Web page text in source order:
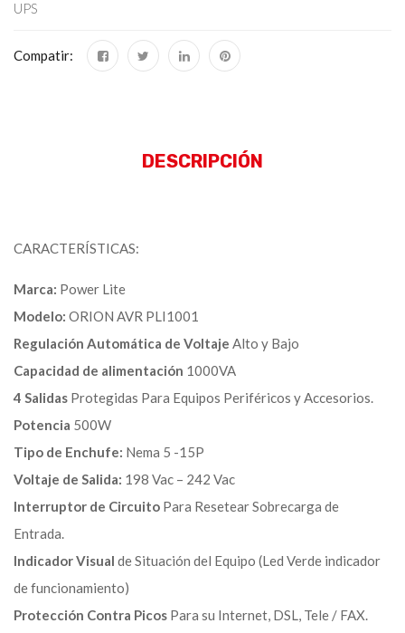
UPS
Compatir:
DESCRIPCIÓN
CARACTERÍSTICAS:
Marca: Power Lite
Modelo: ORION AVR PLI1001
Regulación Automática de Voltaje Alto y Bajo
Capacidad de alimentación 1000VA
4 Salidas Protegidas Para Equipos Periféricos y Accesorios.
Potencia 500W
Tipo de Enchufe: Nema 5 -15P
Voltaje de Salida: 198 Vac – 242 Vac
Interruptor de Circuito Para Resetear Sobrecarga de
Entrada.
Indicador Visual de Situación del Equipo (Led Verde indicador
de funcionamiento)
Protección Contra Picos Para su Internet, DSL, Tele / FAX.